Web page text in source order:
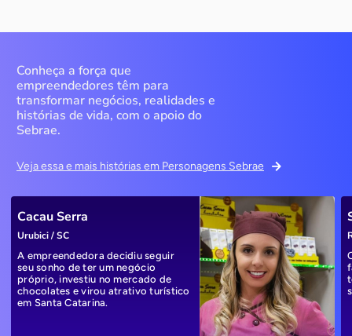
Conheça a força que
empreendedores têm para
transformar negócios, realidades e
histórias de vida, com o apoio do
Sebrae.
Veja essa e mais histórias em Personagens Sebrae
Cacau Serra
Urubici / SC
A empreendedora decidiu seguir
seu sonho de ter um negócio
próprio, investiu no mercado de
chocolates e virou atrativo turístico
em Santa Catarina.